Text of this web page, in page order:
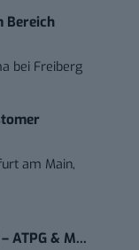
Bereich
bei Freiberg
am Main,
ATPG & M...